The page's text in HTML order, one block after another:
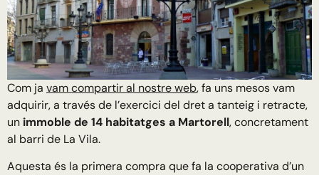
Com ja vam compartir al nostre web, fa uns mesos vam
adquirir, a través de l’exercici del dret a tanteig i retracte,
un immoble de 14 habitatges a Martorell, concretament
al barri de La Vila.
Aquesta és la primera compra que fa la cooperativa d’un